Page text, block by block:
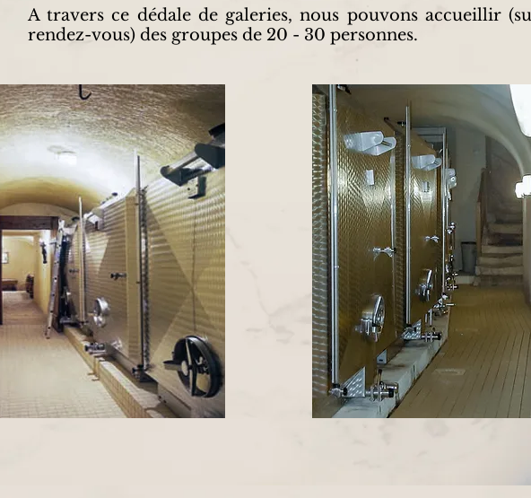
A travers ce dédale de galeries, nous pouvons accueillir
rendez-vous) des groupes de 20 - 30 personnes.